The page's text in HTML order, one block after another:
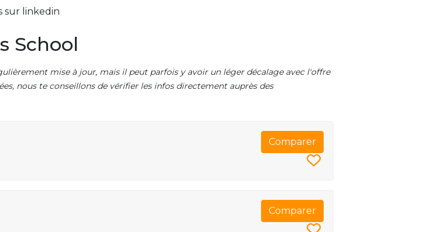
sur linkedin
School
mise à jour, mais il peut parfois y avoir un léger décalage avec l'offre
nous te conseillons de vérifier les infos directement auprès des
Comparer
Comparer